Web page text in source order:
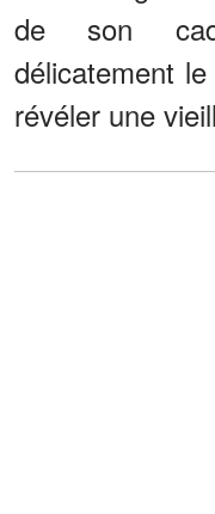
de son
délicatement
révéler une